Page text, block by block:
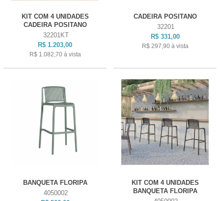
KIT COM 4 UNIDADES
CADEIRA POSITANO
32201KT
R$ 1.203,00
R$ 1.082,70à vista
CADEIRA POSITANO
32201
R$ 331,00
R$ 297,90à vista
BANQUETA FLORIPA
4050002
KIT COM 4 UNIDADES
BANQUETA FLORIPA